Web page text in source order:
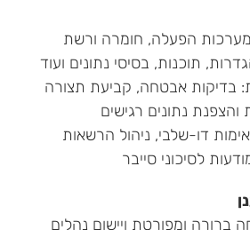
הפעלה, חומרה ורשת
תוכנות, בסיסי נתונים ועוד
בדיקות אבטחה, קביעת תצורה
נתונים רגישים
דו-שלבי, ניהול הרשאות
לסיכוני סייבר
ברורה ומפורטת ויישום נהלים